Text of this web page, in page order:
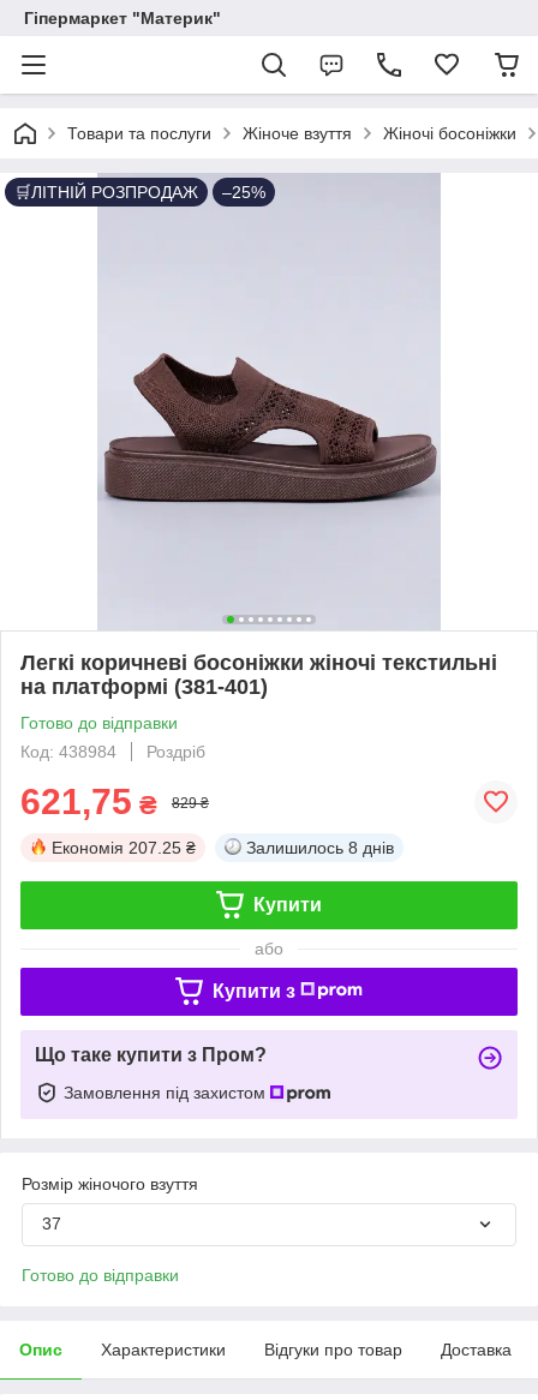
Гіпермаркет "Материк"
Товари та послуги Жіноче взуття Жіночі босоніжки
🛒ЛІТНІЙ РОЗПРОДАЖ –25%
Легкі коричневі босоніжки жіночі текстильні
на платформі (381-401)
Готово до відправки
Код: 438984
Роздріб
621,75 ₴ 829 ₴
Економія 207.25 ₴ Залишилось 8 днів
Купити
або
Купити з
Що таке купити з Пром?
Замовлення під захистом
Розмір жіночого взуття
37
Готово до відправки
Опис Характеристики Відгуки про товар Доставка